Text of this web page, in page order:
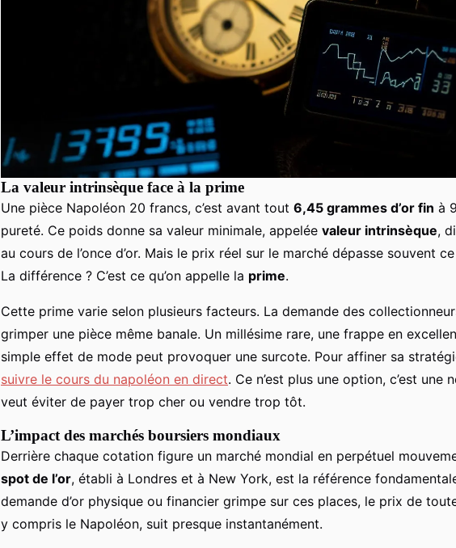
La valeur intrinsèque face à la prime
Une pièce Napoléon 20 francs, c’est avant tout 6,45 grammes d’or fin à
pureté. Ce poids donne sa valeur minimale, appelée valeur intrinsèque,
au cours de l’once d’or. Mais le prix réel sur le marché dépasse souvent
La différence ? C’est ce qu’on appelle la prime.
Cette prime varie selon plusieurs facteurs. La demande des
grimper une pièce même banale. Un millésime rare, une frappe en
simple effet de mode peut provoquer une surcote. Pour affiner sa
suivre le cours du napoléon en direct. Ce n’est plus une option, c’est une
veut éviter de payer trop cher ou vendre trop tôt.
L’impact des marchés boursiers mondiaux
Derrière chaque cotation figure un marché mondial en perpétuel
spot de l’or, établi à Londres et à New York, est la référence
demande d’or physique ou financier grimpe sur ces places, le prix de
y compris le Napoléon, suit presque instantanément.